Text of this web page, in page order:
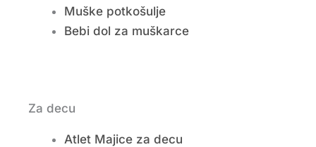
Muške potkošulje
Bebi dol za muškarce
Za decu
Atlet Majice za decu